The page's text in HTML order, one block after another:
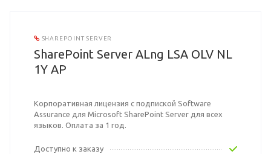
SHAREPOINT SERVER
SharePoint Server ALng LSA OLV NL
1Y AP
Корпоративная лицензия с подпиской Software
Assurance для Microsoft SharePoint Server для всех
языков. Оплата за 1 год.
Доступно к заказу